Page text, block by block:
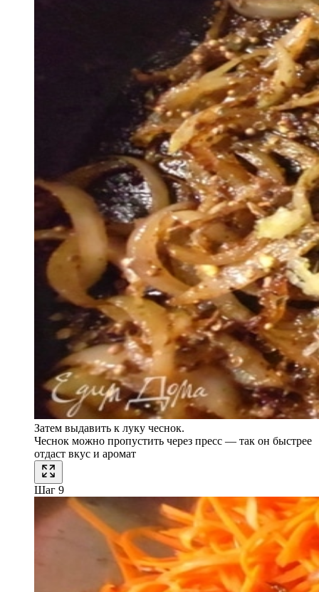
Затем выдавить к луку чеснок.
Чеснок можно пропустить через пресс — так он быстрее
отдаст вкус и аромат
Шаг 9